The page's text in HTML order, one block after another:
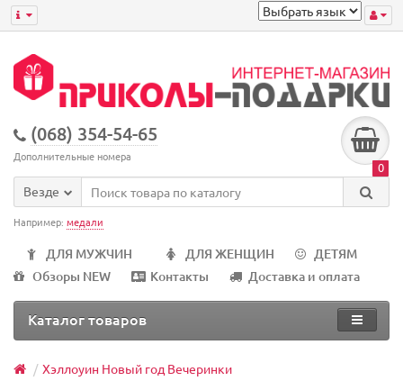
(068) 354-54-65
Дополнительные номера
0
Везде
Например: медали
ДЛЯ МУЖЧИН ДЛЯ ЖЕНЩИН
ДЕТЯМ
Обзоры NEW
Контакты Доставка и оплата
Каталог товаров
Хэллоуин Новый год Вечеринки